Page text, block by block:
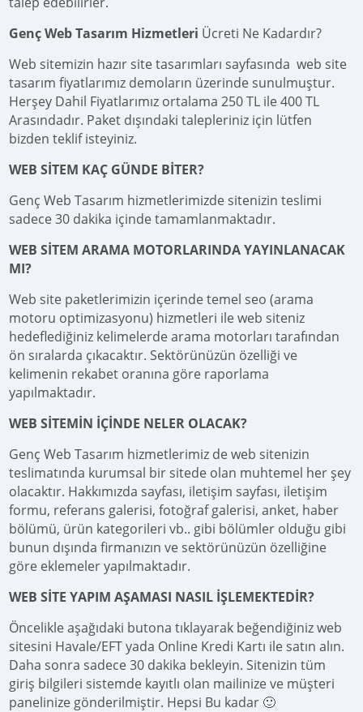
Genç Web Tasarım Hizmetleri Ücreti Ne Kadardır?
Web sitemizin hazır site tasarımları sayfasında web site
tasarım fiyatlarımız demoların üzerinde sunulmuştur.
Herşey Dahil Fiyatlarımız ortalama 250 TL ile 400 TL
Arasındadır. Paket dışındaki talepleriniz için lütfen
bizden teklif isteyiniz.
WEB SİTEM KAÇ GÜNDE BİTER?
Genç Web Tasarım hizmetlerimizde sitenizin teslimi
sadece 30 dakika içinde tamamlanmaktadır.
WEB SİTEM ARAMA MOTORLARINDA YAYINLANACAK
MI?
Web site paketlerimizin içerinde temel seo (arama
motoru optimizasyonu) hizmetleri ile web siteniz
hedeflediğiniz kelimelerde arama motorları tarafından
ön sıralarda çıkacaktır. Sektörünüzün özelliği ve
kelimenin rekabet oranına göre raporlama
yapılmaktadır.
WEB SİTEMİN İÇİNDE NELER OLACAK?
Genç Web Tasarım hizmetlerimiz de web sitenizin
teslimatında kurumsal bir sitede olan muhtemel her şey
olacaktır. Hakkımızda sayfası, iletişim sayfası, iletişim
formu, referans galerisi, fotoğraf galerisi, anket, haber
bölümü, ürün kategorileri vb.. gibi bölümler olduğu gibi
bunun dışında firmanızın ve sektörünüzün özelliğine
göre eklemeler yapılmaktadır.
WEB SİTE YAPIM AŞAMASI NASIL İŞLEMEKTEDİR?
Öncelikle aşağıdaki butona tıklayarak beğendiğiniz web
sitesini Havale/EFT yada Online Kredi Kartı ile satın alın.
Daha sonra sadece 30 dakika bekleyin. Sitenizin tüm
giriş bilgileri sistemde kayıtlı olan mailinize ve müşteri
panelinize gönderilmiştir. Hepsi Bu kadar 🙂